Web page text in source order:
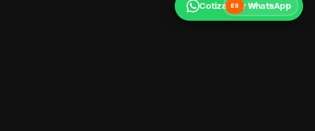
ES EN 中 한
Cotizar por WhatsApp